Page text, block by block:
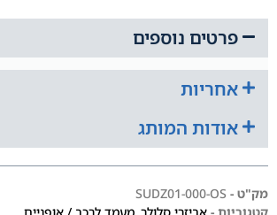
פרטים נוספים
אחריות
אודות המותג
מק"ט - SUDZ01-000-OS
קטגוריות - אביזרי סלולר, מעמד לרכב / אופניים